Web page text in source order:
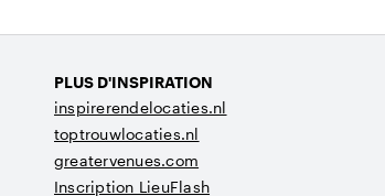
PLUS D'INSPIRATION
inspirerendelocaties.nl
toptrouwlocaties.nl
greatervenues.com
Inscription LieuFlash